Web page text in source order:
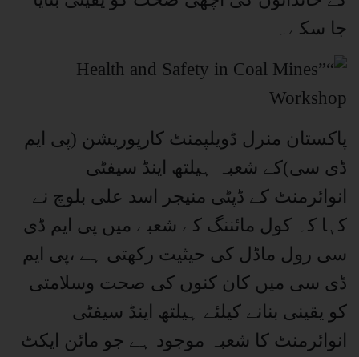
جا سکے۔
پاکستان منرل ڈویلپمنٹ کارپوریشن (پی ایم
ڈی سی)کے شعبہ ہیلتھ اینڈ سیفٹی
انوائرمنٹ کے ڈپٹی منیجر اسد علی بلوچ نے
کہا کہ کول مائننگ کے شعبے میں پی ایم ڈی
سی رول ماڈل کی حیثیت رکھتی ہے ،پی ایم
ڈی سی میں کان کنوں کی صحت وسلامتی
کو یقینی بنانے کیلئے ہیلتھ اینڈ سیفٹی
انوائرمنٹ کا شعبہ موجود ہے جو مائن ایکٹ